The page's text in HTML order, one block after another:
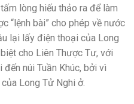
lòng hiếu thảo ra để làm
“lệnh bài” cho phép về nước
lại lấy điện thoại của Long
cho Liên Thược Tư, với
núi Tuần Khúc, bởi vì
Long Tử Nghi ở.